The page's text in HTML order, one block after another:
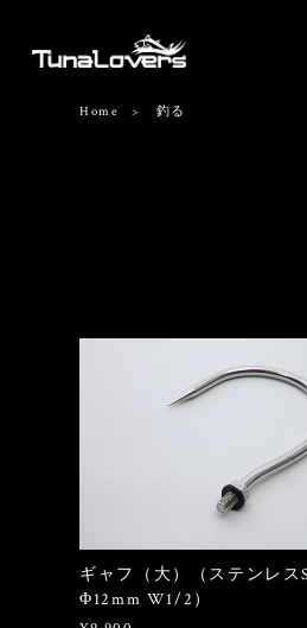
Home 釣る
ギャフ（大）（ステンレ
Φ12mm W1/2）